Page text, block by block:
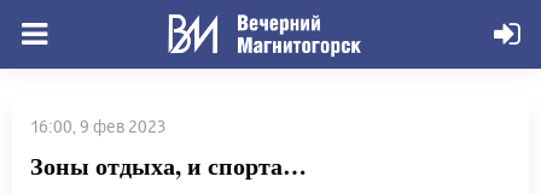
16:00, 9 фев 2023
Зоны отдыха, и спорта…